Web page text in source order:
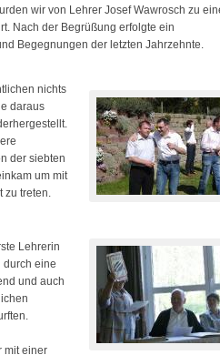
wir von Lehrer Josef Wawrosch zu
Nach der Begrüßung erfolgte ein
Begegnungen der letzten Jahrzehnte.
nichts
daraus
der siebten
um mit
zu treten.
Lehrerin
durch eine
und auch
mit einer